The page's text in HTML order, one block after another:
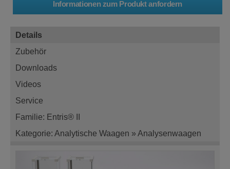
Details
Zubehör
Downloads
Videos
Service
Familie: Entris® II
Kategorie: Analytische Waagen » Analysenwaagen